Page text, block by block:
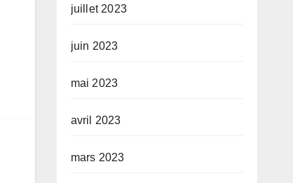
juillet 2023
juin 2023
mai 2023
avril 2023
mars 2023